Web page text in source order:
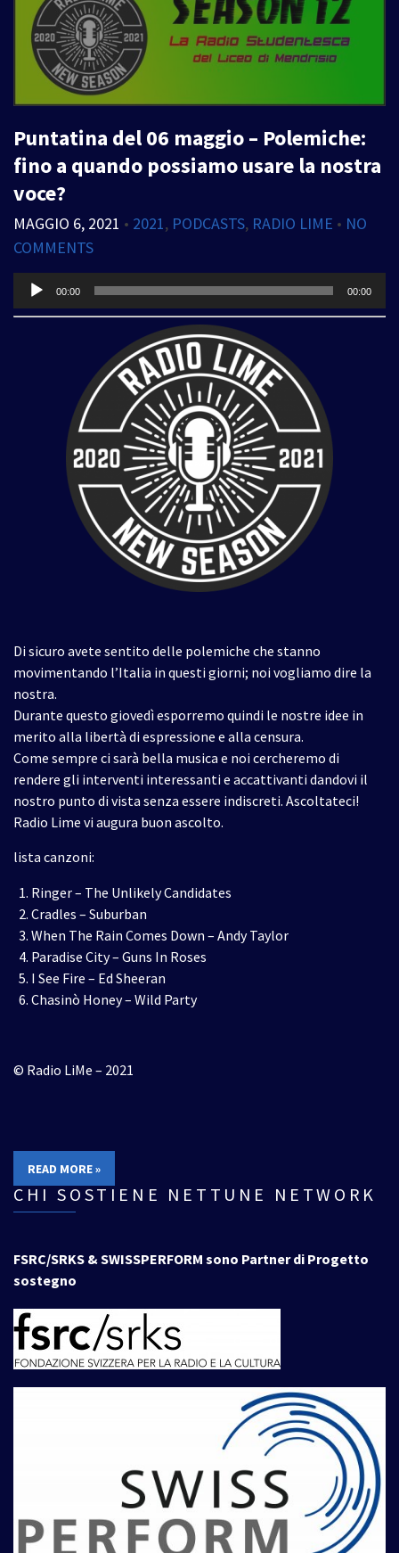
Puntatina del 06 maggio – Polemiche:
fino a quando possiamo usare la nostra
voce?
MAGGIO 6, 2021 • 2021, PODCASTS, RADIO LIME • NO
COMMENTS
Audio
Player
00:00 00:00
Di sicuro avete sentito delle polemiche che stanno
movimentando l’Italia in questi giorni; noi vogliamo dire la
nostra.
Durante questo giovedì esporremo quindi le nostre idee in
merito alla libertà di espressione e alla censura.
Come sempre ci sarà bella musica e noi cercheremo di
rendere gli interventi interessanti e accattivanti dandovi il
nostro punto di vista senza essere indiscreti. Ascoltateci!
Radio Lime vi augura buon ascolto.
lista canzoni:
Ringer – The Unlikely Candidates
Cradles – Suburban
When The Rain Comes Down – Andy Taylor
Paradise City – Guns In Roses
I See Fire – Ed Sheeran
Chasinò Honey – Wild Party
© Radio LiMe – 2021
READ MORE »
CHI SOSTIENE NETTUNE NETWORK
FSRC/SRKS & SWISSPERFORM sono Partner di Progetto
sostegno